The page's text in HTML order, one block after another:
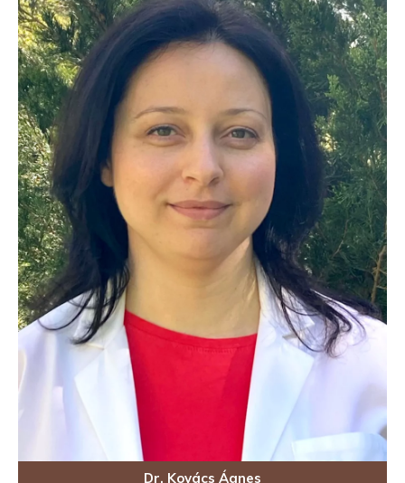
Dr. Kovács Ágnes